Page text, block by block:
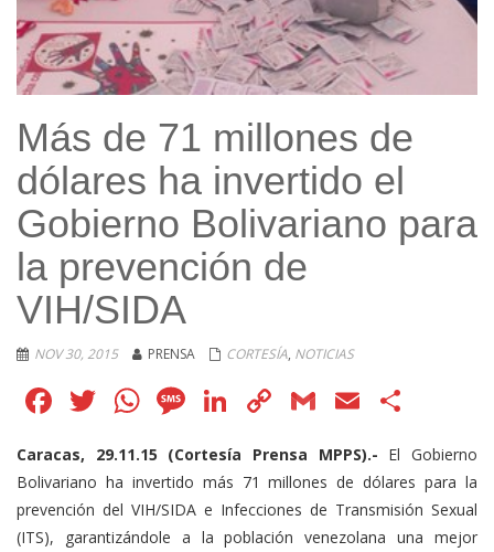
Más de 71 millones de
dólares ha invertido el
Gobierno Bolivariano para
la prevención de
VIH/SIDA
NOV 30, 2015 PRENSA CORTESÍA, NOTICIAS
Facebook
Twitter
WhatsApp
Message
LinkedIn
CopyGmailEmail
Caracas, 29.11.15 (Cortesía Prensa MPPS).- El Gobierno
Bolivariano ha invertido más 71 millones de dólares para la
prevención del VIH/SIDA e Infecciones de Transmisión Sexual
(ITS), garantizándole a la población venezolana una mejor